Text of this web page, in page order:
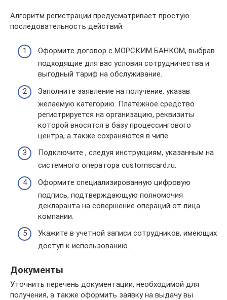
Алгоритм регистрации предусматривает простую
последовательность действий:
Оформите договор с МОРСКИМ БАНКОМ, выбрав
подходящие для вас условия сотрудничества и
выгодный тариф на обслуживание.
Заполните заявление на получение, указав
желаемую категорию. Платежное средство
регистрируется на организацию, реквизиты
которой вносятся в базу процессингового
центра, а также сохраняются в чипе.
Подключите , следуя инструкциям, указанным на
системного оператора customscard.ru.
Оформите специализированную цифровую
подпись, подтверждающую полномочия
декларанта на совершение операций от лица
компании.
Укажите в учетной записи сотрудников, имеющих
доступ к использованию.
Документы
Уточнить перечень документации, необходимой для
получения, а также оформить заявку на выдачу вы